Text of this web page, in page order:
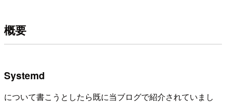
概要
Systemd
について書こうとしたら既に当ブログで紹介されていまし